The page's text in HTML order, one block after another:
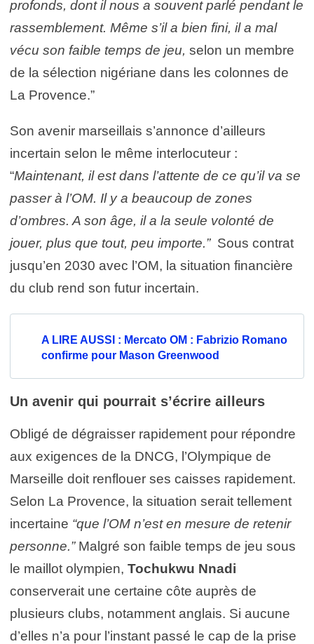
profonds, dont il nous a souvent parlé pendant le
rassemblement. Même s’il a bien fini, il a mal
vécu son faible temps de jeu, selon un membre
de la sélection nigériane dans les colonnes de
La Provence.”
Son avenir marseillais s’annonce d’ailleurs
incertain selon le même interlocuteur :
“Maintenant, il est dans l’attente de ce qu’il va se
passer à l’OM. Il y a beaucoup de zones
d’ombres. A son âge, il a la seule volonté de
jouer, plus que tout, peu importe.”Sous contrat
jusqu’en 2030 avec l’OM, la situation financière
du club rend son futur incertain.
A LIRE AUSSI : Mercato OM : Fabrizio Romano
confirme pour Mason Greenwood
Un avenir qui pourrait s’écrire ailleurs
Obligé de dégraisser rapidement pour répondre
aux exigences de la DNCG, l’Olympique de
Marseille doit renflouer ses caisses rapidement.
Selon La Provence, la situation serait tellement
incertaine “que l’OM n’est en mesure de retenir
personne.” Malgré son faible temps de jeu sous
le maillot olympien, Tochukwu Nnadi
conserverait une certaine côte auprès de
plusieurs clubs, notamment anglais. Si aucune
d’elles n’a pour l’instant passé le cap de la prise